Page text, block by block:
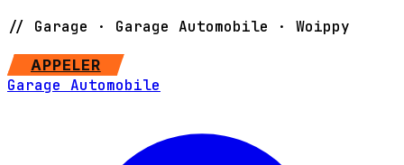
// Garage · Garage Automobile · Woippy
APPELER
Garage Automobile